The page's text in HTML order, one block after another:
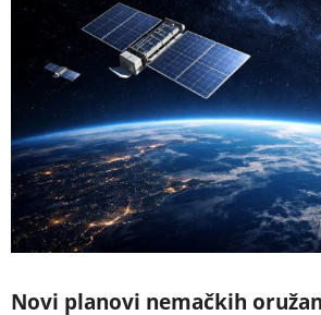
Novi planovi nemačkih